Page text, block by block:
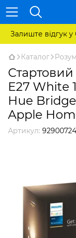
Залиште відгук
Каталог
E27 White
Hue
Apple
Артикул: